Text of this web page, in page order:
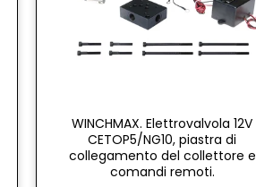
WINCHMAX. Elettrovalvola 12V
CETOP5/NG10, piastra di
collegamento del collettore e
comandi remoti.